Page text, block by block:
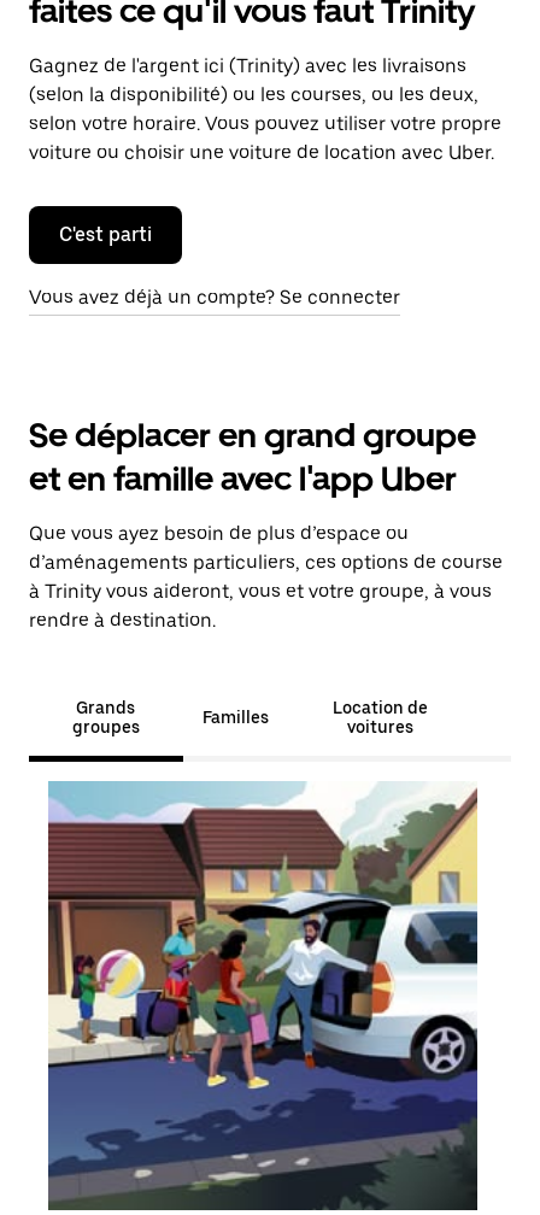
faites ce qu'il vous faut Trinity
Gagnez de l'argent ici (Trinity) avec les livraisons
(selon la disponibilité) ou les courses, ou les deux,
selon votre horaire. Vous pouvez utiliser votre propre
voiture ou choisir une voiture de location avec Uber.
C'est parti
Vous avez déjà un compte? Se connecter
Se déplacer en grand groupe
et en famille avec l'app Uber
Que vous ayez besoin de plus d’espace ou
d’aménagements particuliers, ces options de course
à Trinity vous aideront, vous et votre groupe, à vous
rendre à destination.
Grands
groupes
Familles
Location de
voitures